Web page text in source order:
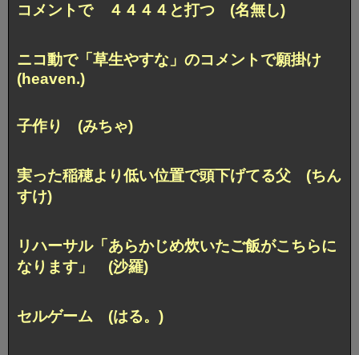
コメントで ４４４４と打つ (名無し)
ニコ動で「草生やすな」のコメントで願掛け
(heaven.)
子作り (みちゃ)
実った稲穂より低い位置で頭下げてる父 (ちん
すけ)
リハーサル「あらかじめ炊いたご飯がこちらに
なります」 (沙羅)
セルゲーム (はる。)